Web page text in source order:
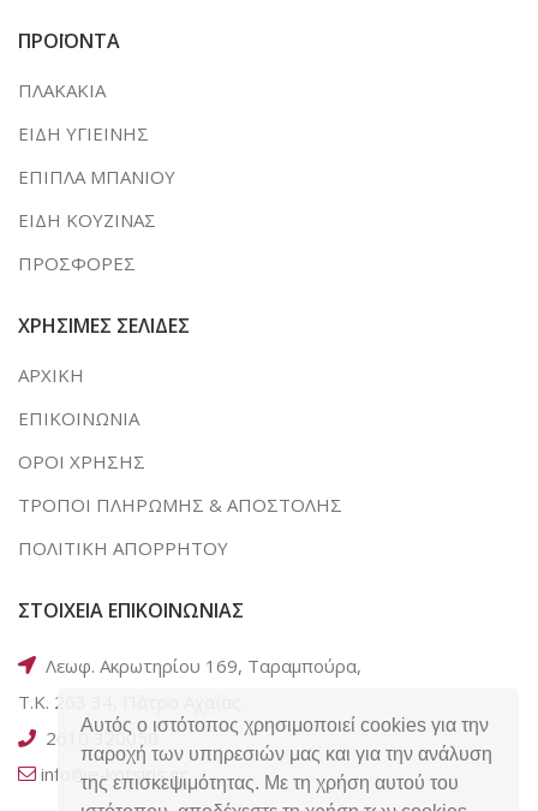
Αυτός ο ιστότοπος χρησιμοποιεί cookies για την
παροχή των υπηρεσιών μας και για την ανάλυση
της επισκεψιμότητας. Με τη χρήση αυτού του
ΠΡΟΪΟΝΤΑ
ΠΛΑΚΑΚΙΑ
ΕΙΔΗ ΥΓΙΕΙΝΗΣ
ΕΠΙΠΛΑ ΜΠΑΝΙΟΥ
ΕΙΔΗ ΚΟΥΖΙΝΑΣ
ΠΡΟΣΦΟΡΕΣ
ΧΡΗΣΙΜΕΣ ΣΕΛΙΔΕΣ
ΑΡΧΙΚΗ
ΕΠΙΚΟΙΝΩΝΙΑ
ΟΡΟΙ ΧΡΗΣΗΣ
ΤΡΟΠΟΙ ΠΛΗΡΩΜΗΣ & ΑΠΟΣΤΟΛΗΣ
ΠΟΛΙΤΙΚΗ ΑΠΟΡΡΗΤΟΥ
ΣΤΟΙΧΕΙΑ ΕΠΙΚΟΙΝΩΝΙΑΣ
Λεωφ. Ακρωτηρίου 169, Ταραμπούρα,
Τ.Κ. 263 34, Πάτρα Αχαΐας
2610 320050
info@e-kotsiris.gr